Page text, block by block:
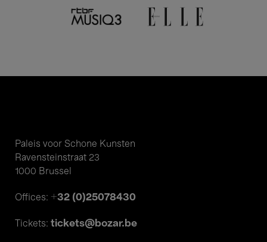
Paleis voor Schone Kunsten
Ravensteinstraat 23
1000 Brussel
Offices: +32 (0)25078430
Tickets: tickets@bozar.be